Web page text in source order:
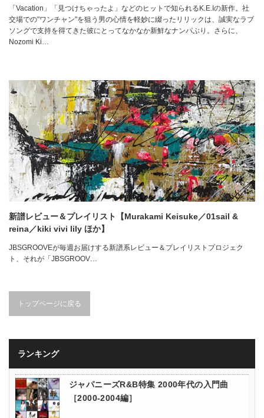
「Vacation」「見つけちゃったよ」などのヒットで知られるK.E.Iの新作。社
交場での"ワンチャン"を狙う男の心情を軽妙に綴ったリリックは、誠実なラブ
ソングで支持を得てきた彼にとってなかなか新鮮なナンパぶり。さらに、
Nozomi Ki…
新譜レビュー＆プレイリスト【Murakami Keisuke／01sail &
reina／kiki vivi lily ほか】
JBSGROOVEが毎週お届けする新譜系レビュー＆プレイリストプロジェク
ト、それが「JBSGROOV…
トップページに戻る
ランキング
ジャパニーズR&B特集 2000年代の入門曲
［2000-2004編］